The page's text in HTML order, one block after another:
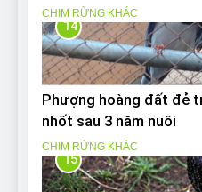
CHIM RỪNG KHÁC
14
Phượng hoàng đất đẻ
nhốt sau 3 năm nuôi
CHIM RỪNG KHÁC
15